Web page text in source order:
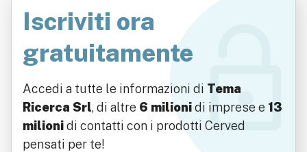
Iscriviti ora
gratuitamente
Accedi a tutte le informazioni di Tema
Ricerca Srl, di altre 6 milionidi imprese e 13
milionidi contatti con i prodotti Cerved
pensati per te!